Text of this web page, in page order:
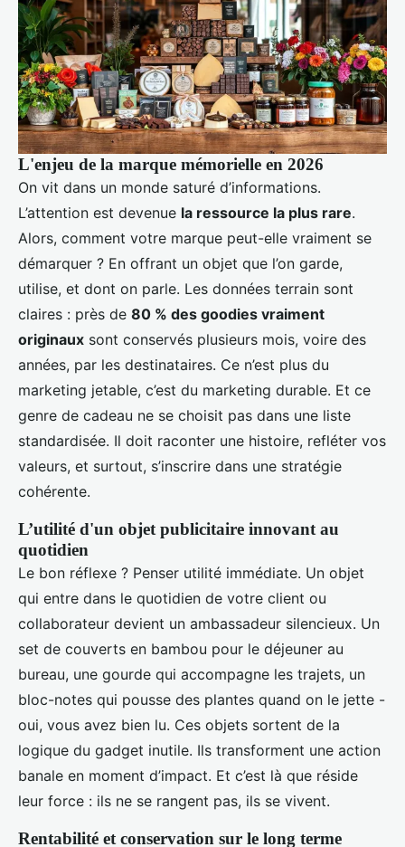
L'enjeu de la marque mémorielle en 2026
On vit dans un monde saturé d’informations.
L’attention est devenue la ressource la plus rare.
Alors, comment votre marque peut-elle vraiment se
démarquer ? En offrant un objet que l’on garde,
utilise, et dont on parle. Les données terrain sont
claires : près de 80 % des goodies vraiment
originaux sont conservés plusieurs mois, voire des
années, par les destinataires. Ce n’est plus du
marketing jetable, c’est du marketing durable. Et ce
genre de cadeau ne se choisit pas dans une liste
standardisée. Il doit raconter une histoire, refléter vos
valeurs, et surtout, s’inscrire dans une stratégie
cohérente.
L’utilité d'un objet publicitaire innovant au
quotidien
Le bon réflexe ? Penser utilité immédiate. Un objet
qui entre dans le quotidien de votre client ou
collaborateur devient un ambassadeur silencieux. Un
set de couverts en bambou pour le déjeuner au
bureau, une gourde qui accompagne les trajets, un
bloc-notes qui pousse des plantes quand on le jette -
oui, vous avez bien lu. Ces objets sortent de la
logique du gadget inutile. Ils transforment une action
banale en moment d’impact. Et c’est là que réside
leur force : ils ne se rangent pas, ils se vivent.
Rentabilité et conservation sur le long terme